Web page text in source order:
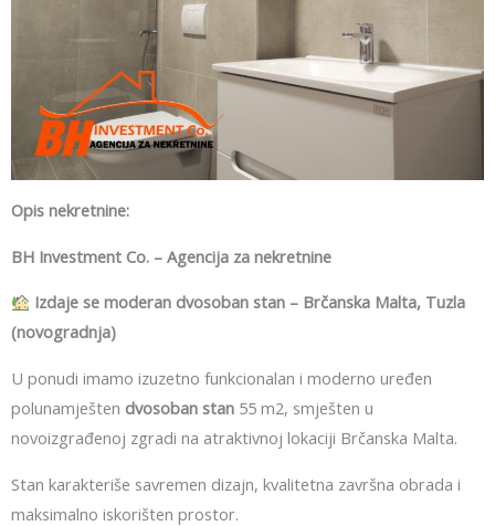
Opis nekretnine:
BH Investment Co. – Agencija za nekretnine
Izdaje se moderan dvosoban stan – Brčanska Malta, Tuzla
(novogradnja)
U ponudi imamo izuzetno funkcionalan i moderno uređen
polunamješten dvosoban stan 55 m2, smješten u
novoizgrađenoj zgradi na atraktivnoj lokaciji Brčanska Malta.
Stan karakteriše savremen dizajn, kvalitetna završna obrada i
maksimalno iskorišten prostor.